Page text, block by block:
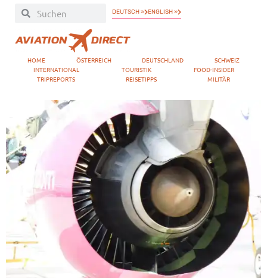
DEUTSCH » ENGLISH »
HOME ÖSTERREICH DEUTSCHLAND
SCHWEIZ
INTERNATIONAL
TOURISTIK
FOOD-INSIDER
TRIPREPORTS
REISETIPPS MILITÄR